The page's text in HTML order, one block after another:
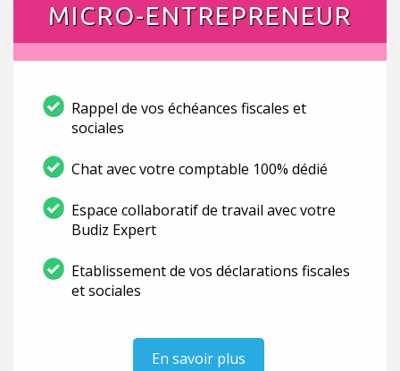
MICRO-ENTREPRENEUR
Rappel de vos échéances fiscales et
sociales
Chat avec votre comptable 100% dédié
Espace collaboratif de travail avec votre
Budiz Expert
Etablissement de vos déclarations fiscales
et sociales
En savoir plus